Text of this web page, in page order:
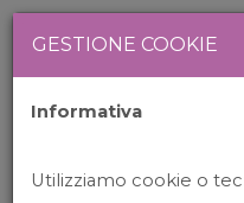
GESTIONE COOKIE
Informativa
Utilizziamo cookie o